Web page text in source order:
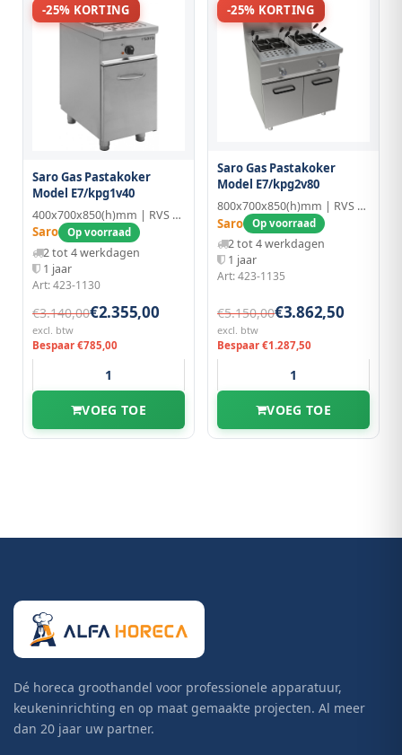
-25% KORTING
Saro Gas Pastakoker
Model E7/kpg1v40
400x700x850(h)mm | RVS | 28L
Saro Op voorraad
2 tot 4 werkdagen
1 jaar
Art: 423-1130
€3.140,00€2.355,00
excl. btw
Bespaar €785,00
VOEG TOE
-25% KORTING
Saro Gas Pastakoker
Model E7/kpg2v80
800x700x850(h)mm | RVS | 40°~100°C
Saro Op voorraad
2 tot 4 werkdagen
1 jaar
Art: 423-1135
€5.150,00€3.862,50
excl. btw
Bespaar €1.287,50
VOEG TOE
Dé horeca groothandel voor professionele apparatuur,
keukeninrichting en op maat gemaakte projecten. Al meer
dan 20 jaar uw partner.